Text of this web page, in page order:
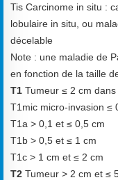
Tis Carcinome in situ :
lobulaire in situ, ou
décelable
Note : une maladie de
en fonction de la taille
T1 Tumeur ≤ 2 cm
T1mic micro-invasion ≤
T1a > 0,1 et ≤ 0,5 cm
T1b > 0,5 et ≤ 1 cm
T1c > 1 cm et ≤ 2 cm
T2 Tumeur > 2 cm et ≤